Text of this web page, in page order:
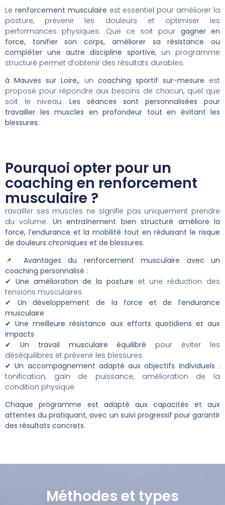
Le renforcement musculaire est essentiel pour améliorer la
posture, prévenir les douleurs et optimiser les
performances physiques. Que ce soit pour gagner en
force, tonifier son corps, améliorer sa résistance ou
compléter une autre discipline sportive, un programme
structuré permet d’obtenir des résultats durables.
à Mauves sur Loire,, un coaching sportif sur-mesure est
proposé pour répondre aux besoins de chacun, quel que
soit le niveau. Les séances sont personnalisées pour
travailler les muscles en profondeur tout en évitant les
blessures.
Pourquoi opter pour un
coaching en renforcement
musculaire ?
ravailler ses muscles ne signifie pas uniquement prendre
du volume. Un entraînement bien structuré améliore la
force, l’endurance et la mobilité tout en réduisant le risque
de douleurs chroniques et de blessures.
📌 Avantages du renforcement musculaire avec un
coaching personnalisé :
✔ Une amélioration de la posture et une réduction des
tensions musculaires
✔ Un développement de la force et de l’endurance
musculaire
✔Une meilleure résistance aux efforts quotidiens et aux
impacts
✔ Un travail musculaire équilibré pour éviter les
déséquilibres et prévenir les blessures
✔Un accompagnement adapté aux objectifs individuels :
tonification, gain de puissance, amélioration de la
condition physique
Chaque programme est adapté aux capacités et aux
attentes du pratiquant, avec un suivi progressif pour garantir
des résultats concrets.
Méthodes et types